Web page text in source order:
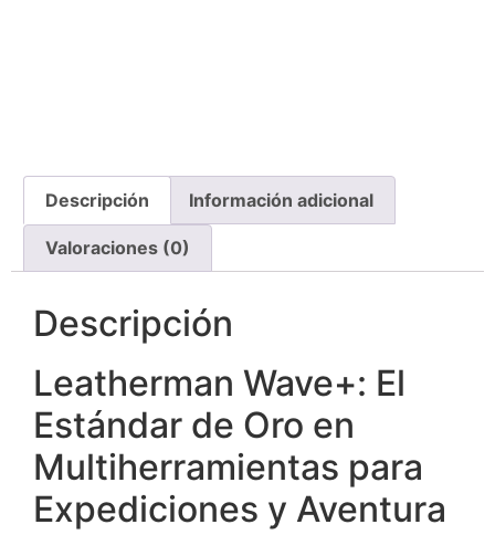
Descripción Información adicional
Valoraciones (0)
Descripción
Leatherman Wave+: El
Estándar de Oro en
Multiherramientas para
Expediciones y Aventura